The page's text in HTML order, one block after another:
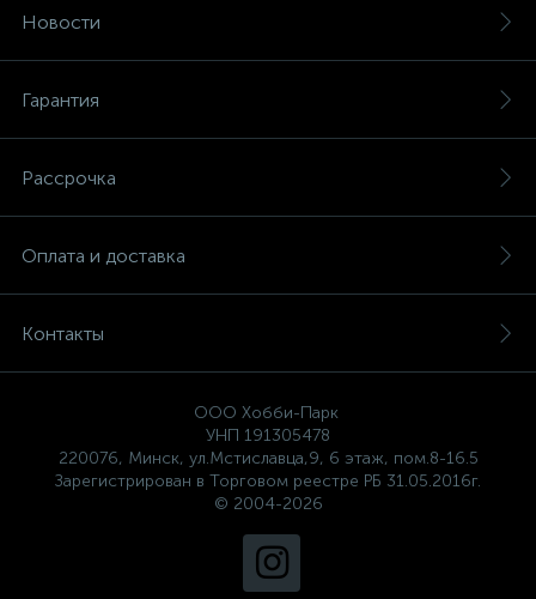
Новости
Гарантия
Рассрочка
Оплата и доставка
Контакты
ООО Хобби-Парк
УНП 191305478
220076, Минск, ул.Мстиславца,9, 6 этаж, пом.8-16.5
Зарегистрирован в Торговом реестре РБ 31.05.2016г.
© 2004-2026